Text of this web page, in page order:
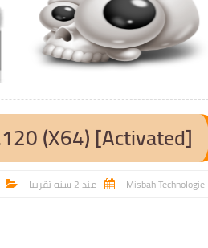
(X64) [Activated]
Misbah Technologie
 منذ 2 سنه تقريبا 